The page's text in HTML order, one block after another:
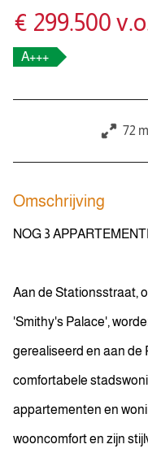
€ 299.500
A+++
72
Omschrijving
NOG 3
Aan de Stationsstraat,
'Smithy's Palace',
gerealiseerd en aan de
comfortabele
appartementen en
wooncomfort en zijn